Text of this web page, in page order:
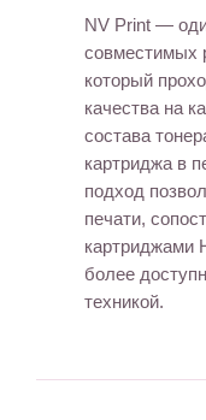
NV Print —
совместимых
который
качества на
состава
картриджа в
подход
печати,
картриджами
более
техникой.